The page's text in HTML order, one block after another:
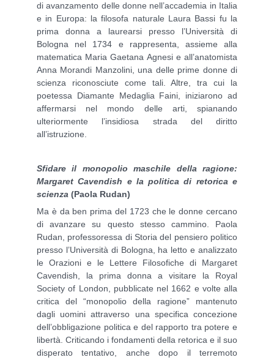
di avanzamento delle donne nell’accademia in Italia
e in Europa: la filosofa naturale Laura Bassi fu la
prima donna a laurearsi presso l’Università di
Bologna nel 1734 e rappresenta, assieme alla
matematica Maria Gaetana Agnesi e all’anatomista
Anna Morandi Manzolini, una delle prime donne di
scienza riconosciute come tali. Altre, tra cui la
poetessa Diamante Medaglia Faini, iniziarono ad
affermarsi nel mondo delle arti, spianando
ulteriormente l’insidiosa strada del diritto
all’istruzione.
Sfidare il monopolio maschile della ragione:
Margaret Cavendish e la politica di retorica e
scienza (Paola Rudan)
Ma è da ben prima del 1723 che le donne cercano
di avanzare su questo stesso cammino. Paola
Rudan, professoressa di Storia del pensiero politico
presso l’Università di Bologna, ha letto e analizzato
le Orazioni e le Lettere Filosofiche di Margaret
Cavendish, la prima donna a visitare la Royal
Society of London, pubblicate nel 1662 e volte alla
critica del “monopolio della ragione” mantenuto
dagli uomini attraverso una specifica concezione
dell’obbligazione politica e del rapporto tra potere e
libertà. Criticando i fondamenti della retorica e il suo
disperato tentativo, anche dopo il terremoto